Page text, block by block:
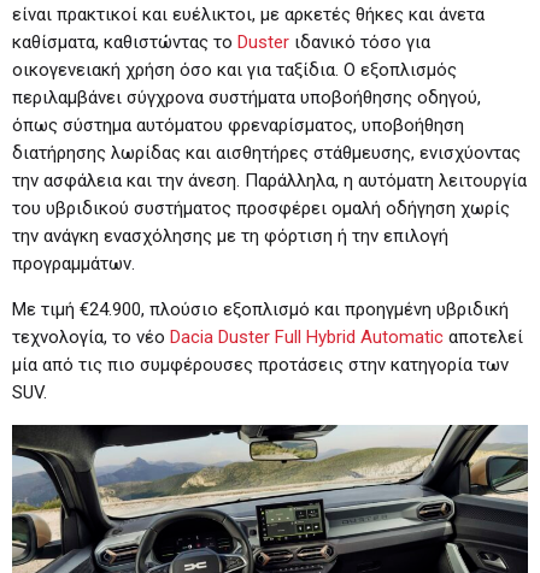
είναι πρακτικοί και ευέλικτοι, με αρκετές θήκες και άνετα
καθίσματα, καθιστώντας το Duster ιδανικό τόσο για
οικογενειακή χρήση όσο και για ταξίδια. Ο εξοπλισμός
περιλαμβάνει σύγχρονα συστήματα υποβοήθησης οδηγού,
όπως σύστημα αυτόματου φρεναρίσματος, υποβοήθηση
διατήρησης λωρίδας και αισθητήρες στάθμευσης, ενισχύοντας
την ασφάλεια και την άνεση. Παράλληλα, η αυτόματη λειτουργία
του υβριδικού συστήματος προσφέρει ομαλή οδήγηση χωρίς
την ανάγκη ενασχόλησης με τη φόρτιση ή την επιλογή
προγραμμάτων.
Με τιμή €24.900, πλούσιο εξοπλισμό και προηγμένη υβριδική
τεχνολογία, το νέο Dacia Duster Full Hybrid Automatic αποτελεί
μία από τις πιο συμφέρουσες προτάσεις στην κατηγορία των
SUV.